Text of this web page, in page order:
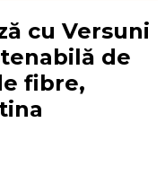
cu Versuni
de
fibre,